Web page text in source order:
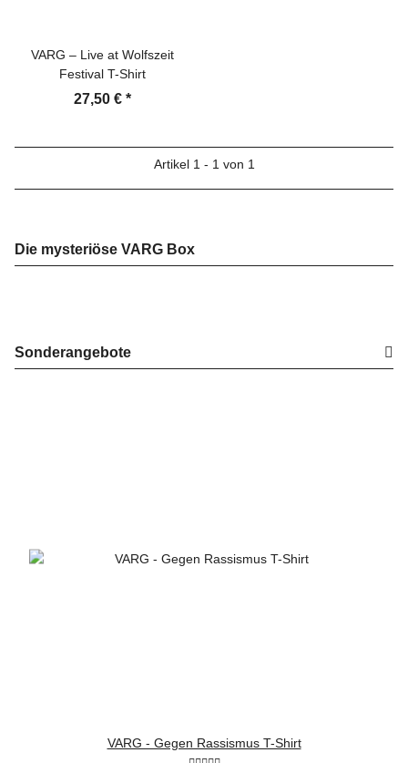
VARG – Live at Wolfszeit
Festival T-Shirt
27,50 € *
Artikel 1 - 1 von 1
Die mysteriöse VARG Box
Sonderangebote
VARG - Gegen Rassismus T-Shirt